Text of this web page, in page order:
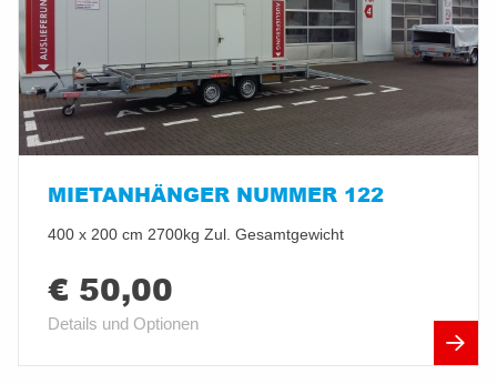
MIETANHÄNGER NUMMER 122
400 x 200 cm 2700kg Zul. Gesamtgewicht
€ 50,00
Details und Optionen